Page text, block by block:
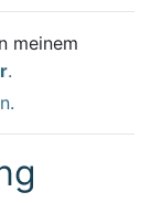
meinem
.